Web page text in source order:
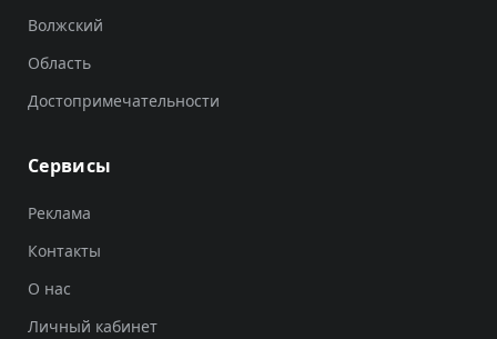
Волжский
Область
Достопримечательности
Сервисы
Реклама
Контакты
О нас
Личный кабинет